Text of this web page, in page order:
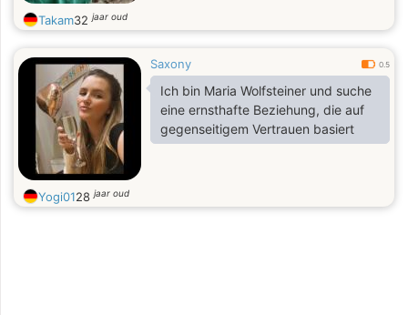
Takam32jaar oud
Saxony 0.5
Ich bin Maria Wolfsteiner und suche
eine ernsthafte Beziehung, die auf
gegenseitigem Vertrauen basiert
Yogi0128jaar oud